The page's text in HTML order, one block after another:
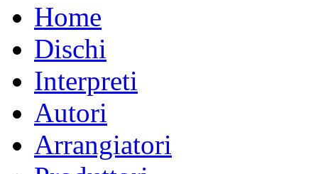
Home
Dischi
Interpreti
Autori
Arrangiatori